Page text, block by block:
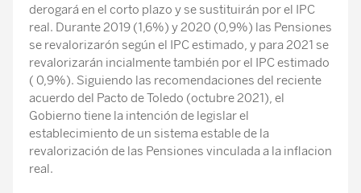
derogará en el corto plazo y se sustituirán por el IPC
real. Durante 2019 (1,6%) y 2020 (0,9%) las Pensiones
se revalorizarón según el IPC estimado, y para 2021 se
revalorizarán incialmente también por el IPC estimado
( 0,9%). Siguiendo las recomendaciones del reciente
acuerdo del Pacto de Toledo (octubre 2021), el
Gobierno tiene la intención de legislar el
establecimiento de un sistema estable de la
revalorización de las Pensiones vinculada a la inflacion
real.